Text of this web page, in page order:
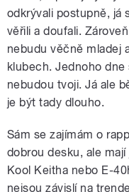
odkrývali postupně, já
věřili a doufali.
nebudu věčně mladej
klubech. Jednoho
nebudou tvoji. Já ale
je být tady dlouho.
Sám se zajímám o
dobrou desku, ale
Kool Keitha nebo E-
nejsou závislí na